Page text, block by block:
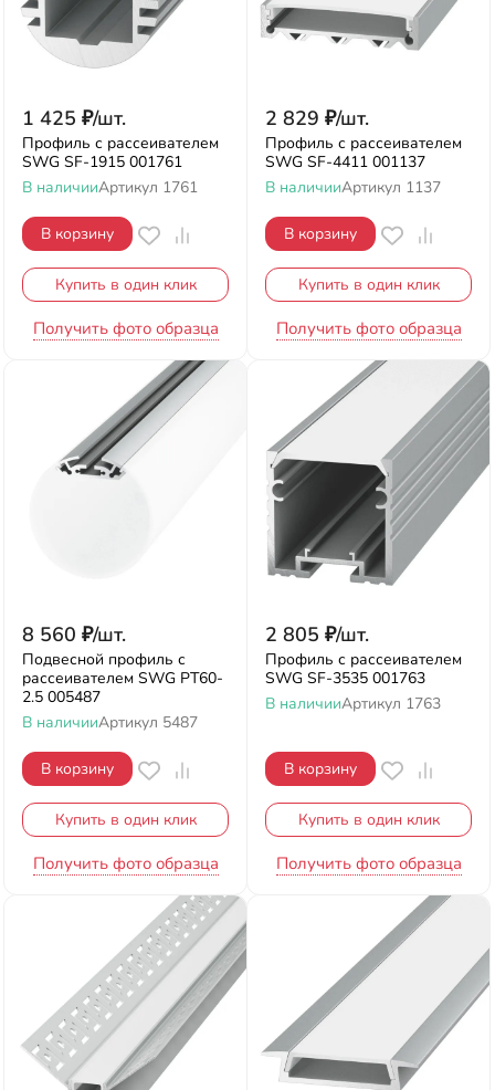
1 425 ₽/шт.
Профиль с рассеивателем
SWG SF-1915 001761
В наличииАртикул 1761
В корзину
Купить в один клик
Получить фото образца
2 829 ₽/шт.
Профиль с рассеивателем
SWG SF-4411 001137
В наличииАртикул 1137
В корзину
Купить в один клик
Получить фото образца
8 560 ₽/шт.
Подвесной профиль с
рассеивателем SWG PT60-
2.5 005487
В наличииАртикул 5487
В корзину
Купить в один клик
Получить фото образца
2 805 ₽/шт.
Профиль с рассеивателем
SWG SF-3535 001763
В наличииАртикул 1763
В корзину
Купить в один клик
Получить фото образца